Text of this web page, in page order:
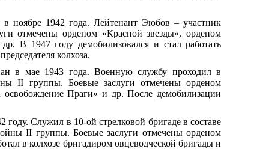
ноябре 1942 года. Лейтенант Эюбов – участник
отмечены орденом «Красной звезды», орденом
В 1947 году демобилизовался и стал работать
колхоза.
в мае 1943 года. Военную службу проходил в
II группы. Боевые заслуги отмечены орденом
Праги» и др. После демобилизации
Служил в 10-ой стрелковой бригаде в составе
II группы. Боевые заслуги отмечены орденом
в колхозе бригадиром овцеводческой бригады и